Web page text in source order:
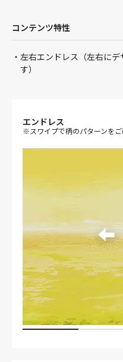
コンテンツ特性
左右エンドレス（左右に
す）
エンドレス
※スワイプで柄のパターンを